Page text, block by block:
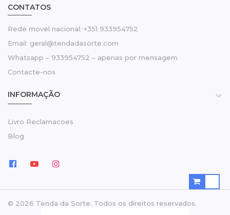
CONTATOS
Rede movel nacional: +351 933954752
Email: geral@tendadasorte.com
Whatsapp – 933954752 – apenas por mensagem
Contacte-nos
INFORMAÇÃO 
Livro Reclamacoes
Blog
© 2026 Tenda da Sorte. Todos os direitos reservados.